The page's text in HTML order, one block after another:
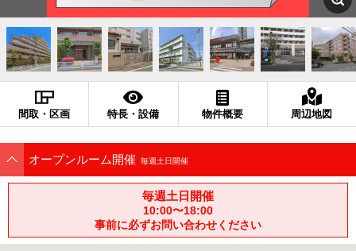
間取・区画 特長・設備 物件概要 周辺地図
オープンルーム開催 毎週土日開催
毎週土日開催
10:00〜18:00
事前に必ずお問い合わせください